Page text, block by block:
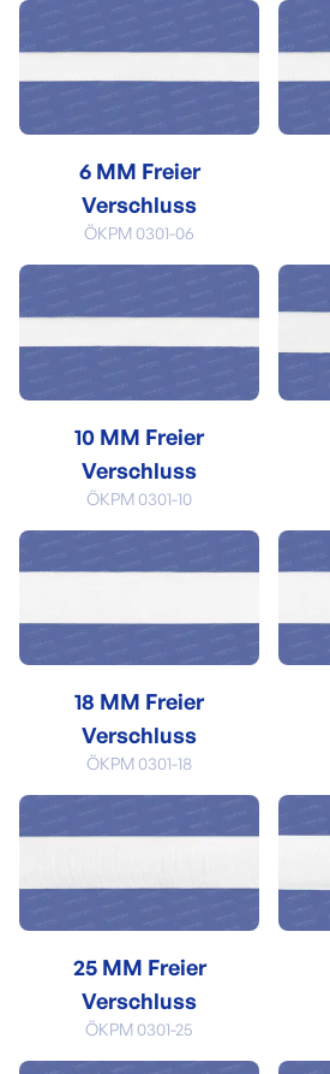
6 MM Freier
Verschluss
ÖKPM 0301-06
10 MM Freier
Verschluss
ÖKPM 0301-10
18 MM Freier
Verschluss
ÖKPM 0301-18
25 MM Freier
Verschluss
ÖKPM 0301-25